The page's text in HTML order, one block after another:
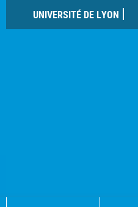
UNIVERSITÉ DE LYON